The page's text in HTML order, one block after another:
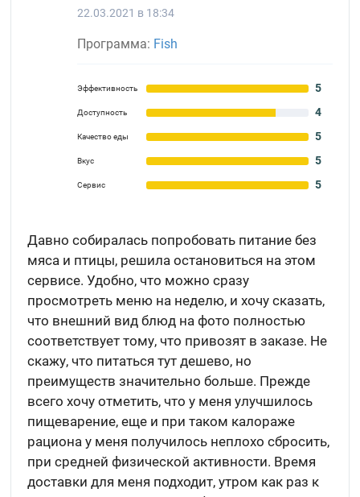
22.03.2021 в 18:34
Программа: Fish
Эффективность 5
Доступность 4
Качество еды 5
Вкус 5
Сервис 5
Давно собиралась попробовать питание без
мяса и птицы, решила остановиться на этом
сервисе. Удобно, что можно сразу
просмотреть меню на неделю, и хочу сказать,
что внешний вид блюд на фото полностью
соответствует тому, что привозят в заказе. Не
скажу, что питаться тут дешево, но
преимуществ значительно больше. Прежде
всего хочу отметить, что у меня улучшилось
пищеварение, еще и при таком калораже
рациона у меня получилось неплохо сбросить,
при средней физической активности. Время
доставки для меня подходит, утром как раз к